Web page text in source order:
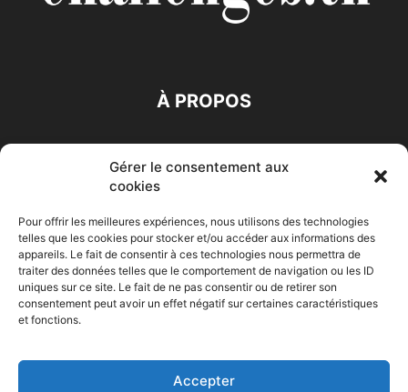
Gérer le consentement aux
cookies
Pour offrir les meilleures expériences, nous utilisons des technologies
telles que les cookies pour stocker et/ou accéder aux informations des
appareils. Le fait de consentir à ces technologies nous permettra de
traiter des données telles que le comportement de navigation ou les ID
uniques sur ce site. Le fait de ne pas consentir ou de retirer son
consentement peut avoir un effet négatif sur certaines caractéristiques
et fonctions.
Accepter
À PROPOS
Accueil Economie Entreprises Entrepreneur
Maghreb